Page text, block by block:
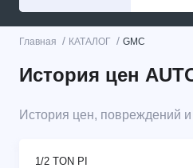
Главная / КАТАЛОГ / GMC
История цен
История цен, повреждений
1/2 TON PI